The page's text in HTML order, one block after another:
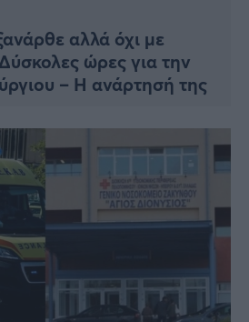
αλλά όχι με
ώρες για την
– Η ανάρτησή της